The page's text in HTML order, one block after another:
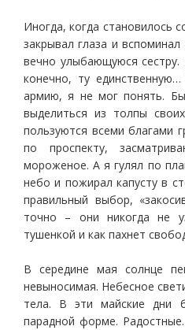
Иногда, когда становилось
закрывал глаза и
вечно улыбающуюся
конечно, ту
армию, я не мог понять.
выделиться из толпы
пользуются всеми благами
по проспекту,
мороженое. А я гулял по
небо и пожирал капусту в
правильный выбор,
точно – они никогда не
тушенкой и как пахнет
В середине мая солнце
невыносимая. Небесное
тела. В эти майские дни
парадной форме.